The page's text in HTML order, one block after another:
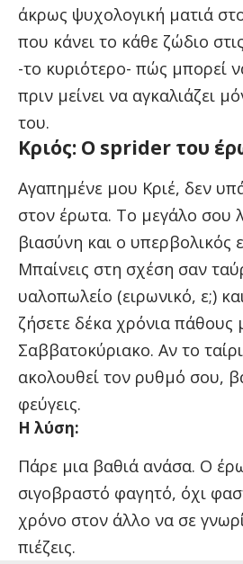
άκρως ψυχολογική ματιά στο
που κάνει το κάθε ζώδιο
-το κυριότερο- πώς μπορεί
πριν μείνει να αγκαλιάζει
του.
Κριός: Ο sprider του
Αγαπημένε μου Κριέ, δεν
στον έρωτα. Το μεγάλο σου
βιασύνη και ο υπερβολικός
Μπαίνεις στη σχέση σαν
υαλοπωλείο (ειρωνικό, ε;)
ζήσετε δέκα χρόνια
Σαββατοκύριακο. Αν το
ακολουθεί τον ρυθμό σου,
φεύγεις.
Η λύση:
Πάρε μια βαθιά ανάσα. Ο
σιγοβραστό φαγητό, όχι
χρόνο στον άλλο να σε
πιέζεις.